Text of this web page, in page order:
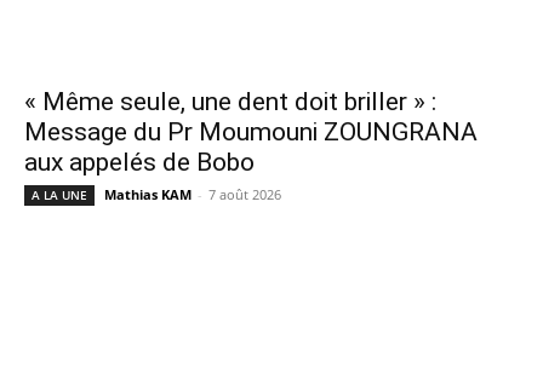
« Même seule, une dent doit briller » :
Message du Pr Moumouni ZOUNGRANA
aux appelés de Bobo
A LA UNE Mathias KAM - 7 août 2026